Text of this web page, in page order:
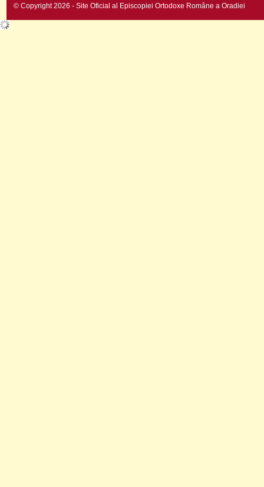
© Copyright 2026 - Site Oficial al Episcopiei Ortodoxe Române a Oradiei